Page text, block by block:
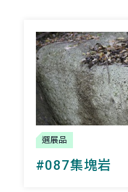
選展品
#087集塊岩